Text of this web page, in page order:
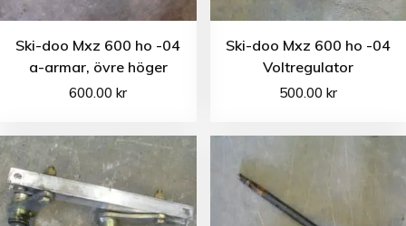
Ski-doo Mxz 600 ho -04
a-armar, övre höger
600.00kr
Ski-doo Mxz 600 ho -04
Voltregulator
500.00 kr